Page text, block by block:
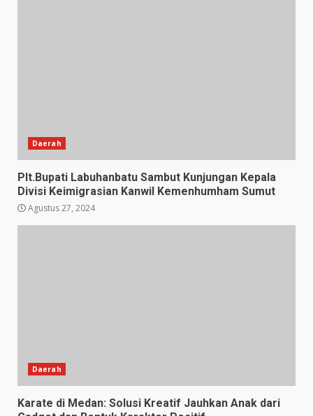
Daerah
Plt.Bupati Labuhanbatu Sambut Kunjungan Kepala
Divisi Keimigrasian Kanwil Kemenhumham Sumut
Agustus 27, 2024
Daerah
Karate di Medan: Solusi Kreatif Jauhkan Anak dari